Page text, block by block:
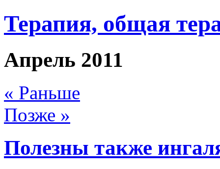
Терапия, общая
Апрель 2011
« Раньше
Позже »
Полезны также